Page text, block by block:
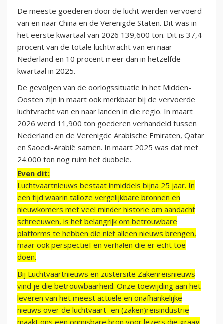
De meeste goederen door de lucht werden vervoerd
van en naar China en de Verenigde Staten. Dit was in
het eerste kwartaal van 2026 139,600 ton. Dit is 37,4
procent van de totale luchtvracht van en naar
Nederland en 10 procent meer dan in hetzelfde
kwartaal in 2025.
De gevolgen van de oorlogssituatie in het Midden-
Oosten zijn in maart ook merkbaar bij de vervoerde
luchtvracht van en naar landen in die regio. In maart
2026 werd 11,900 ton goederen verhandeld tussen
Nederland en de Verenigde Arabische Emiraten, Qatar
en Saoedi-Arabië samen. In maart 2025 was dat met
24.000 ton nog ruim het dubbele.
Even dit:
Luchtvaartnieuws bestaat inmiddels bijna 25 jaar. In
een tijd waarin talloze vergelijkbare bronnen en
nieuwkomers met veel minder historie om aandacht
schreeuwen, is het belangrijk om betrouwbare
platforms te hebben die niet alleen nieuws brengen,
maar ook perspectief en verhalen die er echt toe
doen.
Bij Luchtvaartnieuws en zustersite Zakenreisnieuws
vind je die betrouwbaarheid. Onze toewijding aan het
leveren van het meest actuele en onafhankelijke
nieuws over de luchtvaart- en (zaken)reisindustrie
maakt ons een onmisbare bron voor lezers die graag